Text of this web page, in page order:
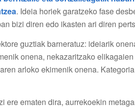
. Ideia horiek garatzeko fase
bizi diren edo ikasten ari diren
guztiak barneratuz: ideiarik
onena, nekazaritzako
arloko ekimenik onena.
ere ematen dira, aurrekoekin